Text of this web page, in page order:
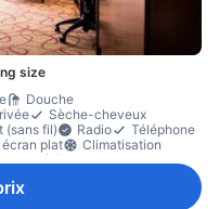
size
Douche
Sèche-cheveux
(sans fil) Radio
Téléphone
plat
Climatisation
par téléphone